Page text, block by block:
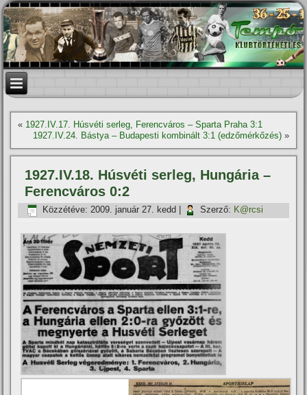
« 1927.IV.17. Húsvéti serleg, Ferencváros – Sparta Praha 3:1
1927.IV.24. Bástya – Budapesti kombinált 3:1 (edzőmérkőzés)»
1927.IV.18. Húsvéti serleg, Hungária –
Ferencváros 0:2
Közzétéve: 2009. január 27. kedd Szerző: K@rcsi